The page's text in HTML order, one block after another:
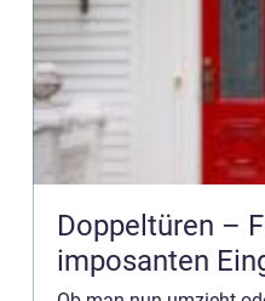
Doppeltüren –
imposanten